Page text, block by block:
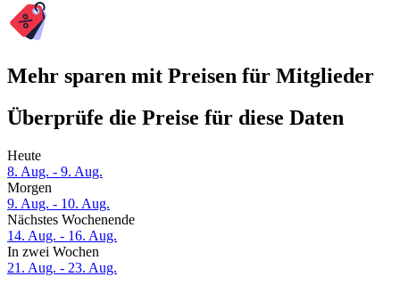
Mehr sparen mit Preisen für Mitglieder
Überprüfe die Preise für diese Daten
Heute
8. Aug. - 9. Aug.
Morgen
9. Aug. - 10. Aug.
Nächstes Wochenende
14. Aug. - 16. Aug.
In zwei Wochen
21. Aug. - 23. Aug.